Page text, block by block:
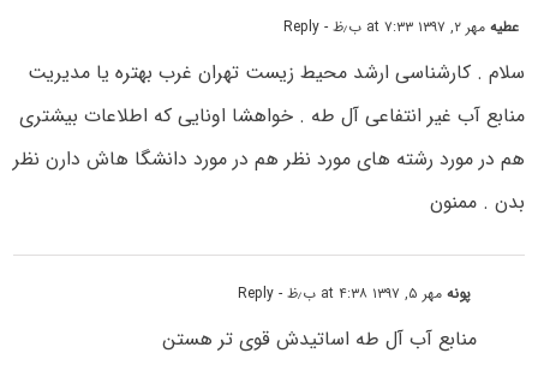
عطیهمهر ۲, ۱۳۹۷ at ۷:۳۳ ب٫ظ - Reply
سلام . کارشناسی ارشد محیط زیست تهران غرب بهتره یا مدیریت
منابع آب غیر انتفاعی آل طه . خواهشا اونایی که اطلاعات بیشتری
هم در مورد رشته های مورد نظر هم در مورد دانشگا هاش دارن نظر
بدن . ممنون
پونهمهر ۵, ۱۳۹۷ at ۴:۳۸ ب٫ظ - Reply
منابع آب آل طه اساتیدش قوی تر هستن